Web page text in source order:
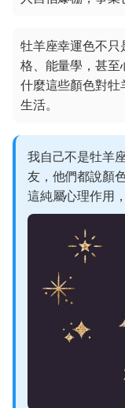
牡羊座幸運色不只
格、能量學，甚至
什麼這些顏色對牡
生活。
我自己不是牡羊
友，他們都說顏
這純屬心理作用